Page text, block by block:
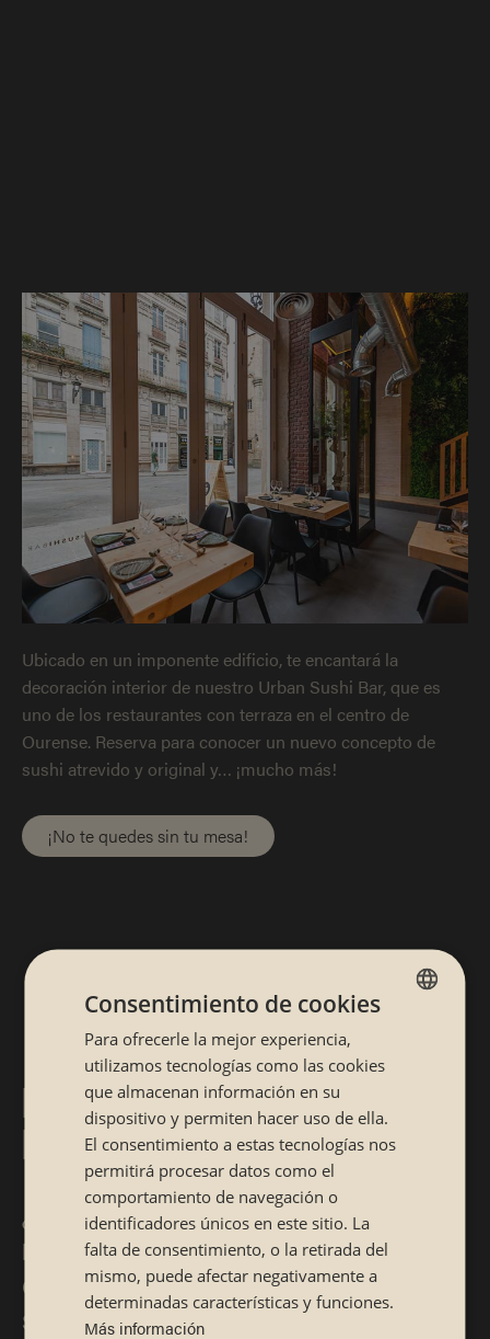
RESTAURANTE JAPONÉS
EN OURENSE
¿Te apetece comer sushi? Ahora ya puedes
hacerlo en nuestro restaurante japonés de
Ourense, en pleno centro de la ciudad gallega.
Sushi artesanal y comida tradicional japonesa.
Ubicado en un imponente edificio, te encantará la
decoración interior de nuestro Urban Sushi Bar, que es
uno de los restaurantes con terraza en el centro de
Ourense. Reserva para conocer un nuevo concepto de
sushi atrevido y original y… ¡mucho más!
¡No te quedes sin tu mesa!
CATALÁN
Consentimiento de cookies
Para ofrecerle la mejor experiencia,
utilizamos tecnologías como las cookies
que almacenan información en su
dispositivo y permiten hacer uso de ella.
El consentimiento a estas tecnologías nos
permitirá procesar datos como el
comportamiento de navegación o
identificadores únicos en este sitio. La
falta de consentimiento, o la retirada del
mismo, puede afectar negativamente a
determinadas características y funciones.
Más información